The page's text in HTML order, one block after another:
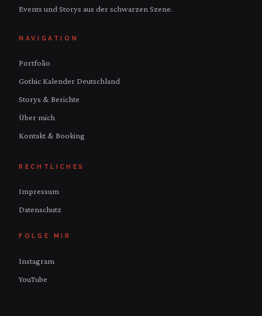
Events und Storys aus der schwarzen Szene.
NAVIGATION
Portfolio
Gothic Kalender Deutschland
Storys & Berichte
Über mich
Kontakt & Booking
RECHTLICHES
Impressum
Datenschutz
FOLGE MIR
Instagram
YouTube